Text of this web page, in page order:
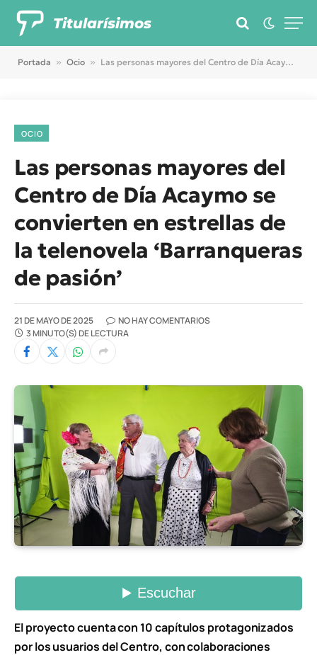
Titularísimos
Portada » Ocio » Las personas mayores del Centro de Día Acaymo se convierten en estrellas de la telenovela ‘Barranqueras de pasión’
OCIO
Las personas mayores del
Centro de Día Acaymo se
convierten en estrellas de
la telenovela ‘Barranqueras
de pasión’
21 DE MAYO DE 2025
NO HAY COMENTARIOS
3 MINUTO(S) DE LECTURA
El proyecto cuenta con 10 capítulos protagonizados
por los usuarios del Centro, con colaboraciones